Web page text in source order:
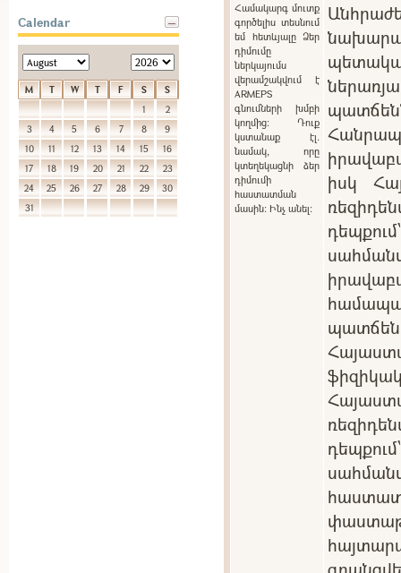
Calendar
M T W T F S
S
1
2
3
4 5 6 7 8
9
10
11 12 13 14 15
16
17
18 19 20 21 22
23
24
25 26 27 28 29
30
31
Համակարգ մուտք
գործելիս տեսնում
եմ հետևյալը Ձեր
դիմումը
ներկայումս
վերամշակվում է
ARMEPS
գնումների խմբի
կողմից: Դուք
կստանաք էլ.
նամակ, որը
կտեղեկացնի ձեր
դիմումի
հաստատման
մասին: Ինչ անել:
իսկ